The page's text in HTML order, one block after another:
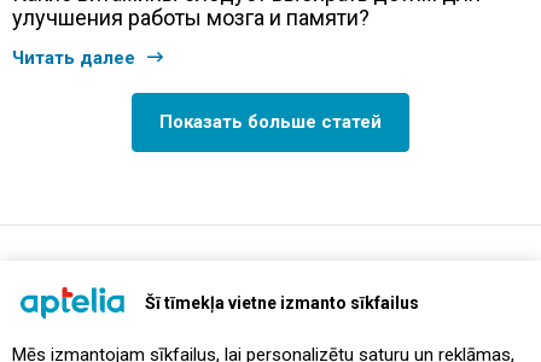
Šī tīmekļa vietne izmanto sīkfailus
Mēs izmantojam sīkfailus, lai personalizētu saturu un reklāmas,
улучшения работы мозга и памяти?
Читать далее
Показать больше статей